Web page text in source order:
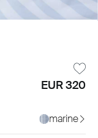
EUR 320
marine